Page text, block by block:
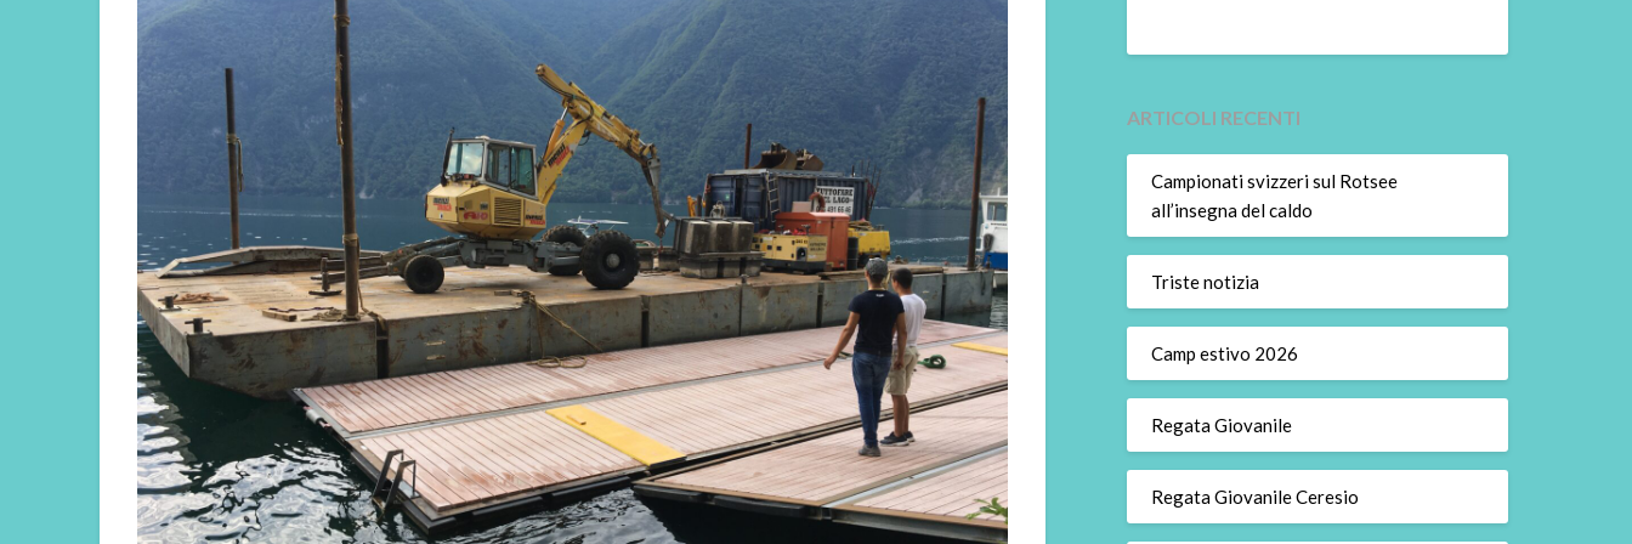
ARTICOLI RECENTI
Campionati svizzeri sul Rotsee
all’insegna del caldo
Triste notizia
Camp estivo 2026
Regata Giovanile
Regata Giovanile Ceresio